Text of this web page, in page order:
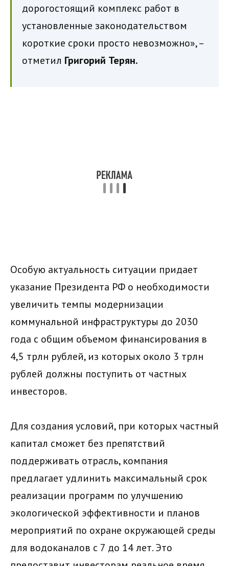
дорогостоящий комплекс работ в
установленные законодательством
короткие сроки просто невозможно», –
отметил Григорий Терян.
Особую актуальность ситуации придает
указание Президента РФ о необходимости
увеличить темпы модернизации
коммунальной инфраструктуры до 2030
года с общим объемом финансирования в
4,5 трлн рублей, из которых около 3 трлн
рублей должны поступить от частных
инвесторов.
Для создания условий, при которых частный
капитал сможет без препятствий
поддерживать отрасль, компания
предлагает удлинить максимальный срок
реализации программ по улучшению
экологической эффективности и планов
мероприятий по охране окружающей среды
для водоканалов с 7 до 14 лет. Это